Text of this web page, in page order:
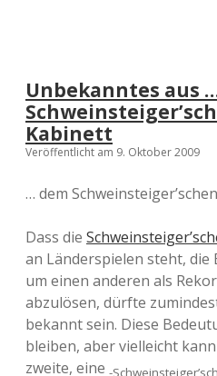
Unbekanntes aus
Kabinett
Veröffentlicht am 9. Oktober 2009
… dem
Dass die
an Länderspielen steht, die
um einen anderen als
abzulösen, dürfte
bekannt sein. Diese
bleiben, aber vielleicht
zweite, eine -